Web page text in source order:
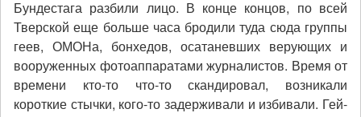
Бундестага разбили лицо. В конце концов, по всей
Тверской еще больше часа бродили туда сюда группы
геев, ОМОНа, бонхедов, осатаневших верующих и
вооруженных фотоаппаратами журналистов. Время от
времени кто-то что-то скандировал, возникали
короткие стычки, кого-то задерживали и избивали. Гей-